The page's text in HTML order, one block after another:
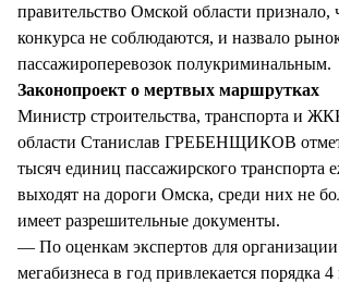
правительство Омской области признало,
конкурса не соблюдаются, и назвало
пассажироперевозок полукриминальным.
Законопроект о мертвых маршрутках
Министр строительства, транспорта и
области Станислав ГРЕБЕНЩИКОВ
тысяч единиц пассажирского транспорта
выходят на дороги Омска, среди них не
имеет разрешительные документы.
— По оценкам экспертов для организации
мегабизнеса в год привлекается порядка